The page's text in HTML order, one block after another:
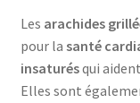
Les arachides
pour la santé
insaturésqui
Elles sont